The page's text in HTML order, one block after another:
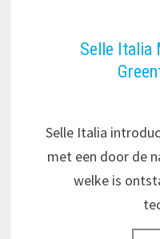
Selle Italia
Selle Italia
met een door de
welke is